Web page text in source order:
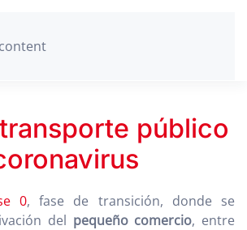
público
0, fase de transición, donde se
del pequeño comercio, entre